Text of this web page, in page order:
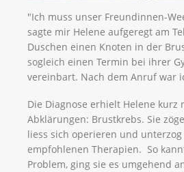
"Ich muss unser Freundinnen-
sagte mir Helene aufgeregt am
Duschen einen Knoten in der
sogleich einen Termin bei ihrer
vereinbart. Nach dem Anruf war
Die Diagnose erhielt Helene kurz
Abklärungen: Brustkrebs. Sie
liess sich operieren und
empfohlenen Therapien. So
Problem, ging sie es umgehend